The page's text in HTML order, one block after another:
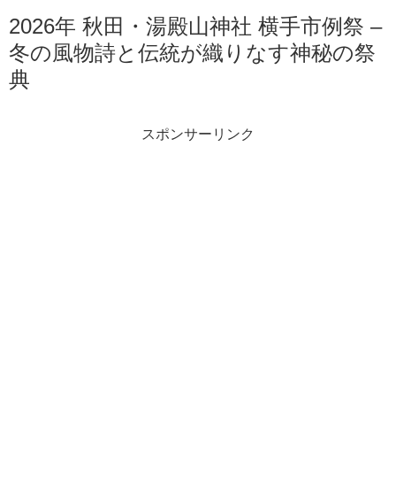
2026年 秋田・湯殿山神社 横手市例祭 –
冬の風物詩と伝統が織りなす神秘の祭
典
スポンサーリンク